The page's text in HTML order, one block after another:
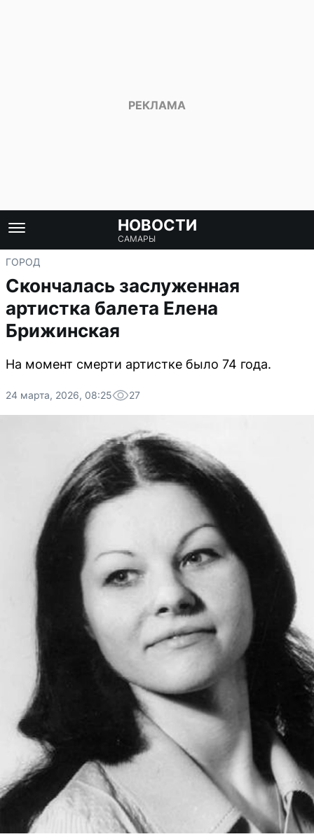
НОВОСТИ
САМАРЫ
ГОРОД
Скончалась заслуженная
артистка балета Елена
Брижинская
На момент смерти артистке было 74 года.
24 марта, 2026, 08:25 27